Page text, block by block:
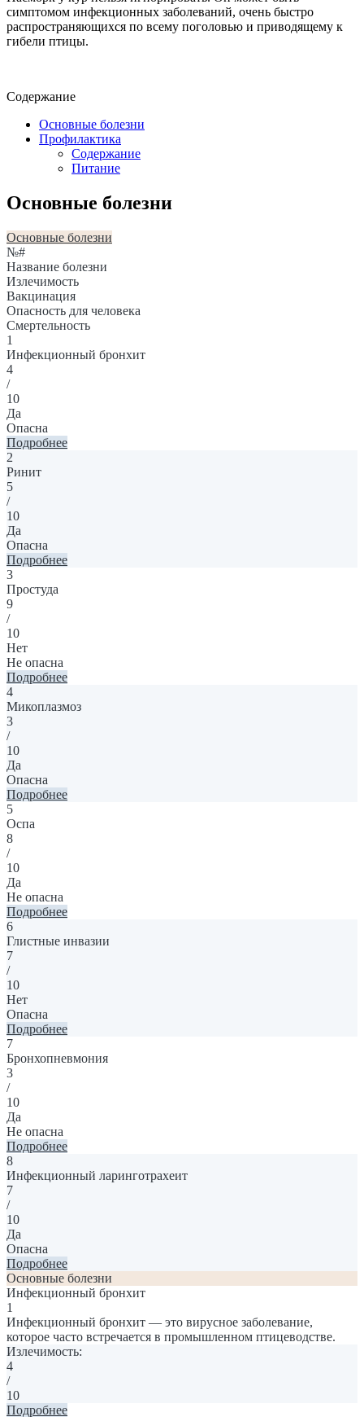
симптомом инфекционных заболеваний, очень быстро
распространяющихся по всему поголовью и приводящему к
гибели птицы.
Содержание
Основные болезни
Профилактика
Содержание
Питание
Основные болезни
Основные болезни
№#
Название болезни
Излечимость
Вакцинация
Опасность для человека
Смертельность
1
Инфекционный бронхит
4
/
10
Да
Опасна
Подробнее
2
Ринит
5
/
10
Да
Опасна
Подробнее
3
Простуда
9
/
10
Нет
Не опасна
Подробнее
4
Микоплазмоз
3
/
10
Да
Опасна
Подробнее
5
Оспа
8
/
10
Да
Не опасна
Подробнее
6
Глистные инвазии
7
/
10
Нет
Опасна
Подробнее
7
Бронхопневмония
3
/
10
Да
Не опасна
Подробнее
8
Инфекционный ларинготрахеит
7
/
10
Да
Опасна
Подробнее
Основные болезни
Инфекционный бронхит
1
Инфекционный бронхит — это вирусное заболевание,
которое часто встречается в промышленном птицеводстве.
Излечимость:
4
/
10
Подробнее